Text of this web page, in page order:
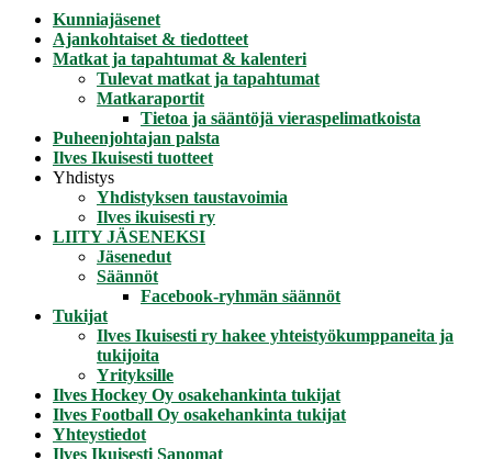
Kunniajäsenet
Ajankohtaiset & tiedotteet
Matkat ja tapahtumat & kalenteri
Tulevat matkat ja tapahtumat
Matkaraportit
Tietoa ja sääntöjä vieraspelimatkoista
Puheenjohtajan palsta
Ilves Ikuisesti tuotteet
Yhdistys
Yhdistyksen taustavoimia
Ilves ikuisesti ry
LIITY JÄSENEKSI
Jäsenedut
Säännöt
Facebook-ryhmän säännöt
Tukijat
Ilves Ikuisesti ry hakee yhteistyökumppaneita ja
tukijoita
Yrityksille
Ilves Hockey Oy osakehankinta tukijat
Ilves Football Oy osakehankinta tukijat
Yhteystiedot
Ilves Ikuisesti Sanomat